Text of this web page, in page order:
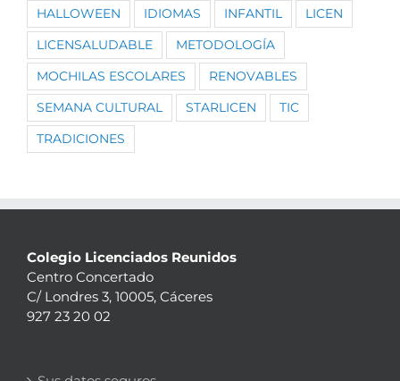
HALLOWEEN IDIOMAS INFANTIL LICEN
LICENSALUDABLE METODOLOGÍA
MOCHILAS ESCOLARES RENOVABLES
SEMANA CULTURAL STARLICEN TIC
TRADICIONES
Colegio Licenciados Reunidos
Centro Concertado
C/ Londres 3, 10005, Cáceres
927 23 20 02